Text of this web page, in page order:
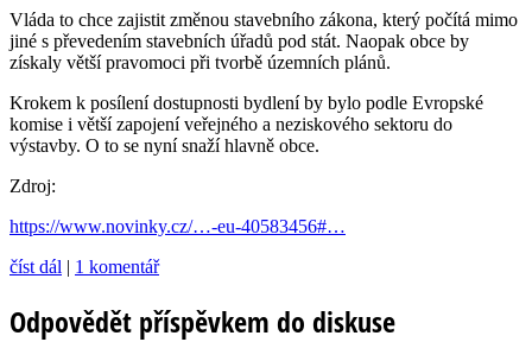
Vláda to chce zajistit změnou stavebního zákona, který počítá mimo
jiné s převedením stavebních úřadů pod stát. Naopak obce by
získaly větší pravomoci při tvorbě územních plánů.
Krokem k posílení dostupnosti bydlení by bylo podle Evropské
komise i větší zapojení veřejného a neziskového sektoru do
výstavby. O to se nyní snaží hlavně obce.
Zdroj:
https://www.novinky.cz/…-eu-40583456#…
číst dál | 1 komentář
Odpovědět příspěvkem do diskuse